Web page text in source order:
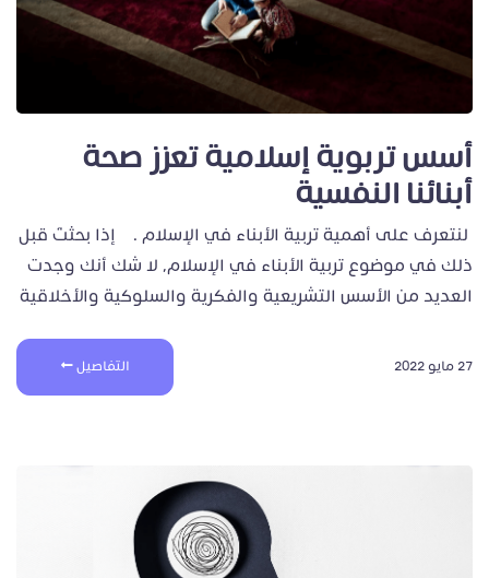
أسس تربوية إسلامية تعزز صحة
أبنائنا النفسية
لنتعرف على أهمية تربية الأبناء في الإسلام . إذا بحثتَ قبل
ذلك في موضوع تربية الأبناء في الإسلام، لا شك أنك وجدت
العديد من الأسس التشريعية والفكرية والسلوكية والأخلاقية
27 مايو 2022 التفاصيل